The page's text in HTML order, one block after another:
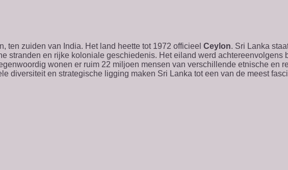
ten zuiden van India. Het land heette tot 1972 officieel Ceylon. Sri Lanka
stranden en rijke koloniale geschiedenis. Het eiland werd achtereenvolgens
wonen er ruim 22 miljoen mensen van verschillende etnische en
diversiteit en strategische ligging maken Sri Lanka tot een van de meest